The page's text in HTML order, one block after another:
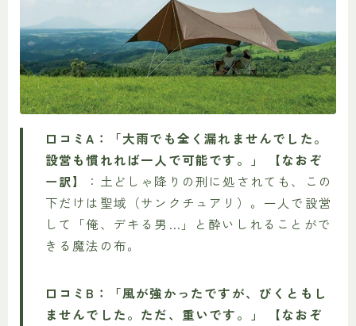
口コミA：「大雨でも全く漏れませんでした。
設営も慣れれば一人で可能です。」
【なおぞ
ー訳】
：土どしゃ降りの刑に処されても、この
下だけは聖域（サンクチュアリ）。一人で設営
して「俺、デキる男…」と酔いしれることがで
きる魔法の布。
口コミB：「風が強かったですが、びくともし
ませんでした。ただ、重いです。」
【なおぞ